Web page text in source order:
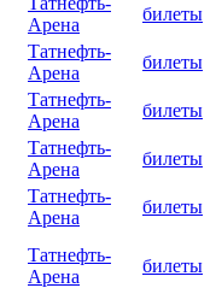
Арена
билеты
Татнефть-
Арена
билеты
Татнефть-
Арена
билеты
Татнефть-
Арена
билеты
Татнефть-
Арена
билеты
Татнефть-
Арена
билеты